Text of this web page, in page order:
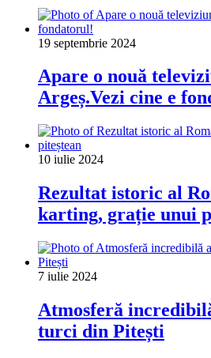
19 septembrie 2024
Apare o nouă
Argeș.Vezi cine e
10 iulie 2024
Rezultat istoric al
karting, grație unui
7 iulie 2024
Atmosferă
turci din Pitești